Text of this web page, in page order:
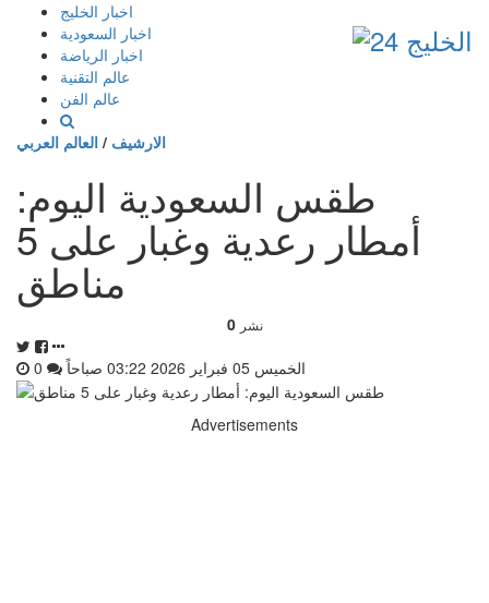
إذهب
المحتوى
اخبار الخليج
اخبار السعودية
اخبار الرياضة
عالم التقنية
عالم الفن
الارشيف / العالم العربي
طقس السعودية اليوم:
أمطار رعدية وغبار على 5
مناطق
0 نشر
الخميس 05 فبراير 2026 03:22 صباحاً
Advertisements